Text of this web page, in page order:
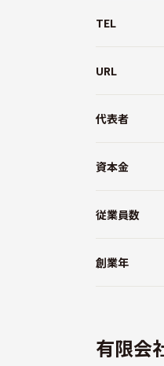
TEL
URL
代表者
資本金
従業員数
創業年
有限会